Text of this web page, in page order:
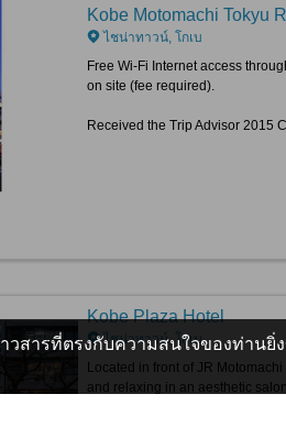
Kobe Motomachi Tokyu
ไชน่าทาวน์, โกเบ
Free Wi-Fi Internet access
on site (fee required).
Received the Trip Advisor 2015
Kobe Plaza Hotel
ไชน่าทาวน์, โกเบ
Located in front of JR
and relaxing in an aesthetic
วสารที่ตรงกับความสนใจของท่าน